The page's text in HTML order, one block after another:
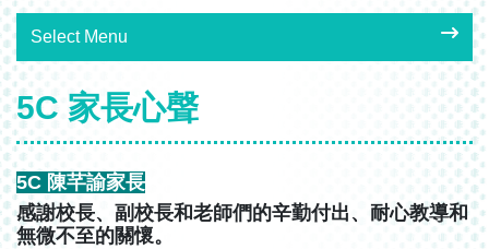
Select Menu
5C 家長心聲
5C 陳芊諭家長
感謝校長、副校長和老師們的辛勤付出、耐心教導和
無微不至的關懷。